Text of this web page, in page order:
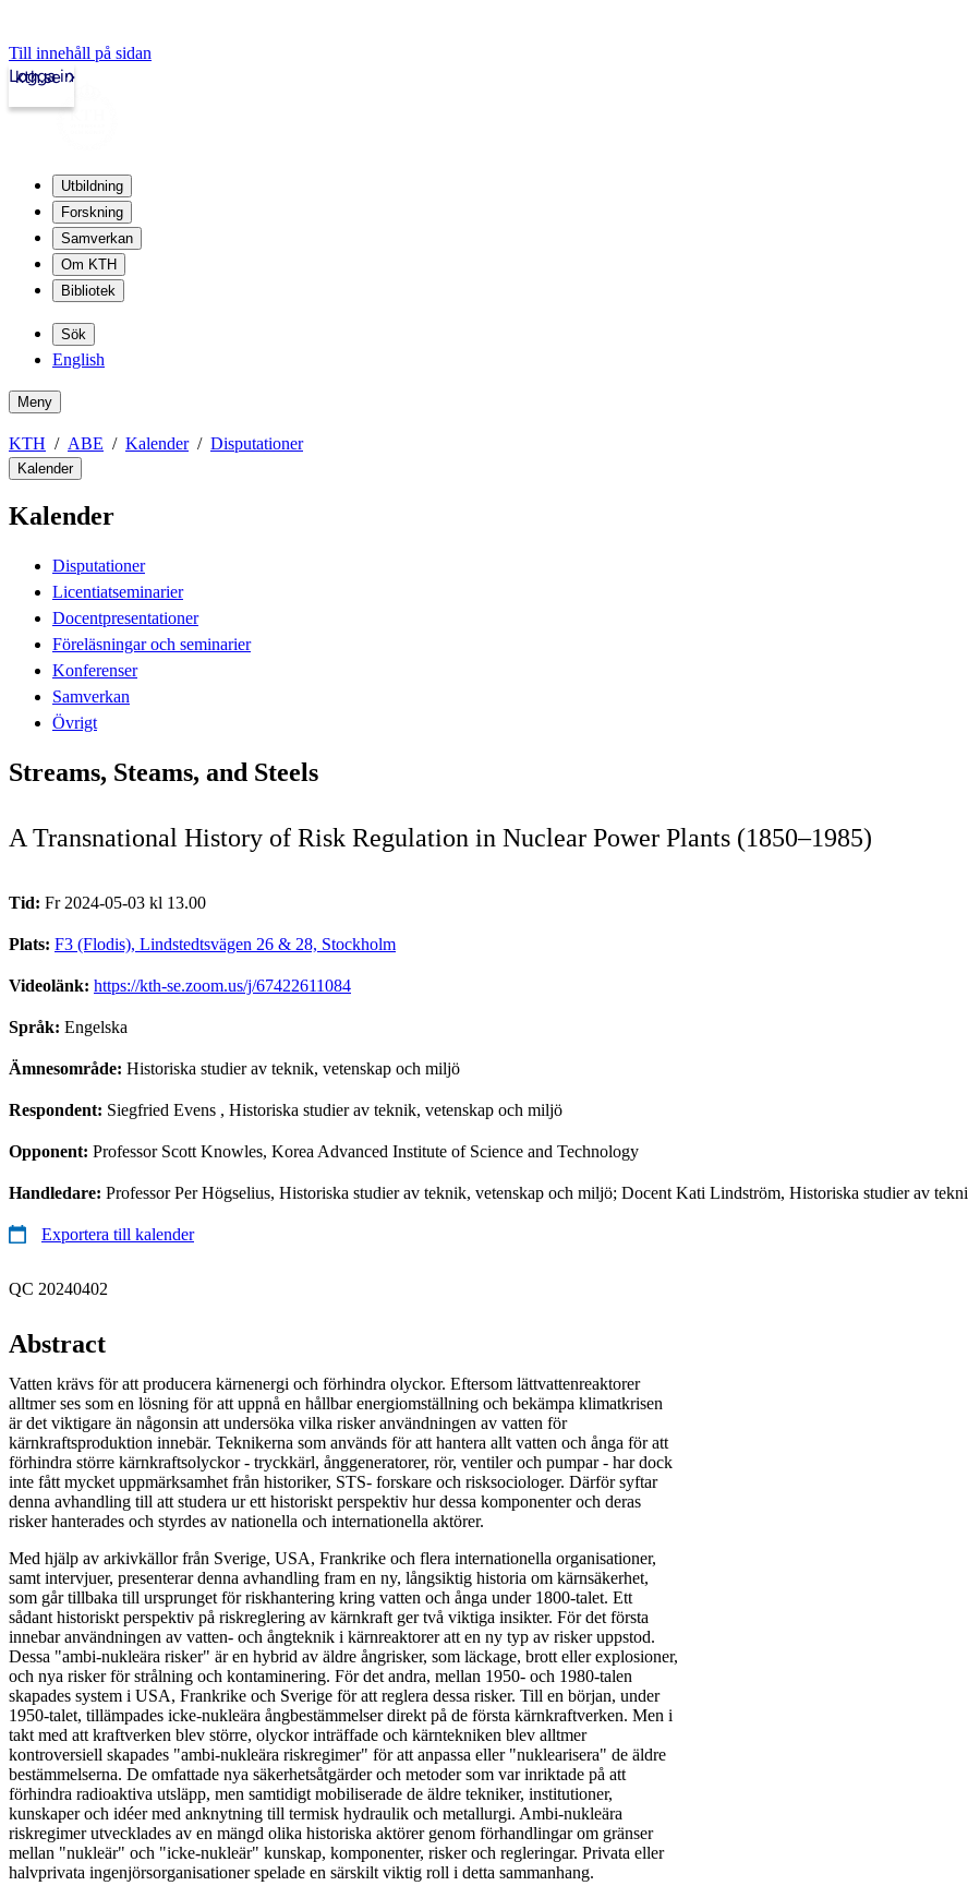
Till innehåll på sidan
kth.se
Logga in
Utbildning
Forskning
Samverkan
Om KTH
Bibliotek
Sök
English
Meny
KTH ABE Kalender Disputationer
Kalender
Kalender
Disputationer
Licentiatseminarier
Docentpresentationer
Föreläsningar och seminarier
Konferenser
Samverkan
Övrigt
Streams, Steams, and Steels
A Transnational History of Risk Regulation in Nuclear Power Plants (1850–1985)
Tid: Fr 2024-05-03 kl 13.00
Plats: F3 (Flodis), Lindstedtsvägen 26 & 28, Stockholm
Videolänk: https://kth-se.zoom.us/j/67422611084
Språk: Engelska
Ämnesområde: Historiska studier av teknik, vetenskap och miljö
Respondent: Siegfried Evens , Historiska studier av teknik, vetenskap och miljö
Opponent: Professor Scott Knowles, Korea Advanced Institute of Science and Technology
Handledare: Professor Per Högselius, Historiska studier av teknik, vetenskap och miljö; Docent Kati Lindström, Historiska studier av
Exportera till kalender
QC 20240402
Abstract
Vatten krävs för att producera kärnenergi och förhindra olyckor. Eftersom lättvattenreaktorer
alltmer ses som en lösning för att uppnå en hållbar energiomställning och bekämpa klimatkrisen
är det viktigare än någonsin att undersöka vilka risker användningen av vatten för
kärnkraftsproduktion innebär. Teknikerna som används för att hantera allt vatten och ånga för att
förhindra större kärnkraftsolyckor - tryckkärl, ånggeneratorer, rör, ventiler och pumpar - har dock
inte fått mycket uppmärksamhet från historiker, STS- forskare och risksociologer. Därför syftar
denna avhandling till att studera ur ett historiskt perspektiv hur dessa komponenter och deras
risker hanterades och styrdes av nationella och internationella aktörer.
Med hjälp av arkivkällor från Sverige, USA, Frankrike och flera internationella organisationer,
samt intervjuer, presenterar denna avhandling fram en ny, långsiktig historia om kärnsäkerhet,
som går tillbaka till ursprunget för riskhantering kring vatten och ånga under 1800-talet. Ett
sådant historiskt perspektiv på riskreglering av kärnkraft ger två viktiga insikter. För det första
innebar användningen av vatten- och ångteknik i kärnreaktorer att en ny typ av risker uppstod.
Dessa "ambi-nukleära risker" är en hybrid av äldre ångrisker, som läckage, brott eller explosioner,
och nya risker för strålning och kontaminering. För det andra, mellan 1950- och 1980-talen
skapades system i USA, Frankrike och Sverige för att reglera dessa risker. Till en början, under
1950-talet, tillämpades icke-nukleära ångbestämmelser direkt på de första kärnkraftverken. Men i
takt med att kraftverken blev större, olyckor inträffade och kärntekniken blev alltmer
kontroversiell skapades "ambi-nukleära riskregimer" för att anpassa eller "nuklearisera" de äldre
bestämmelserna. De omfattade nya säkerhetsåtgärder och metoder som var inriktade på att
förhindra radioaktiva utsläpp, men samtidigt mobiliserade de äldre tekniker, institutioner,
kunskaper och idéer med anknytning till termisk hydraulik och metallurgi. Ambi-nukleära
riskregimer utvecklades av en mängd olika historiska aktörer genom förhandlingar om gränser
mellan "nukleär" och "icke-nukleär" kunskap, komponenter, risker och regleringar. Privata eller
halvprivata ingenjörsorganisationer spelade en särskilt viktig roll i detta sammanhang.